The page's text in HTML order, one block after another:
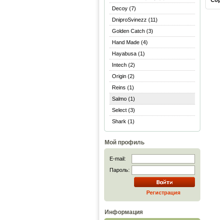
Decoy (7)
DniproSvinezz (11)
Golden Catch (3)
Hand Made (4)
Hayabusa (1)
Intech (2)
Origin (2)
Reins (1)
Salmo (1)
Select (3)
Shark (1)
Мой профиль
E-mail:
Пароль:
Регистрация
Информация